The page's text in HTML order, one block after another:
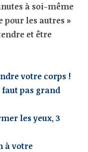
à soi-même
pour les autres »
et être
votre corps !
pas grand
les yeux, 3
à votre